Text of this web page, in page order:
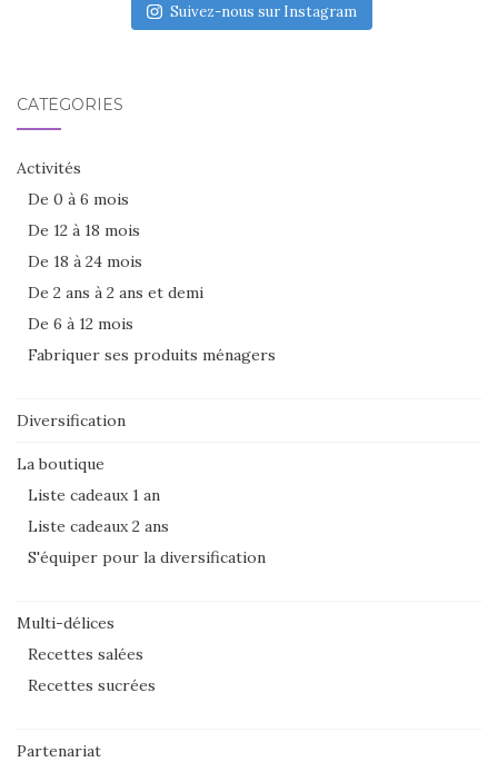
Suivez-nous sur Instagram
CATÉGORIES
Activités
De 0 à 6 mois
De 12 à 18 mois
De 18 à 24 mois
De 2 ans à 2 ans et demi
De 6 à 12 mois
Fabriquer ses produits ménagers
Diversification
La boutique
Liste cadeaux 1 an
Liste cadeaux 2 ans
S'équiper pour la diversification
Multi-délices
Recettes salées
Recettes sucrées
Partenariat